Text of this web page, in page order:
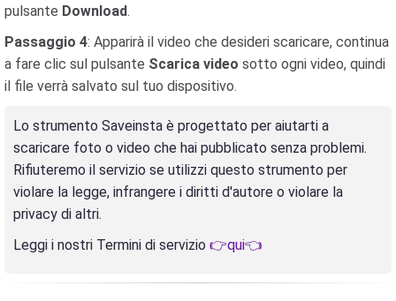
pulsante Download.
Passaggio 4: Apparirà il video che desideri scaricare, continua
a fare clic sul pulsante Scarica video sotto ogni video, quindi
il file verrà salvato sul tuo dispositivo.
Lo strumento Saveinsta è progettato per aiutarti a
scaricare foto o video che hai pubblicato senza problemi.
Rifiuteremo il servizio se utilizzi questo strumento per
violare la legge, infrangere i diritti d'autore o violare la
privacy di altri.
Leggi i nostri Termini di servizio 👉qui👈